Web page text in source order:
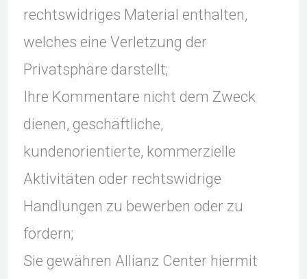
rechtswidriges Material enthalten,
welches eine Verletzung der
Privatsphäre darstellt;
Ihre Kommentare nicht dem Zweck
dienen, geschäftliche,
kundenorientierte, kommerzielle
Aktivitäten oder rechtswidrige
Handlungen zu bewerben oder zu
fördern;
Sie gewähren Allianz Center hiermit